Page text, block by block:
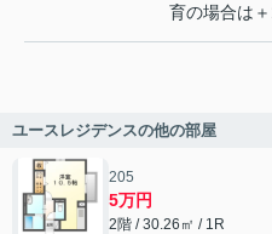
育の場合は
ユースレジデンスの他の部屋
205
5万円
2階 / 30.26㎡ / 1R